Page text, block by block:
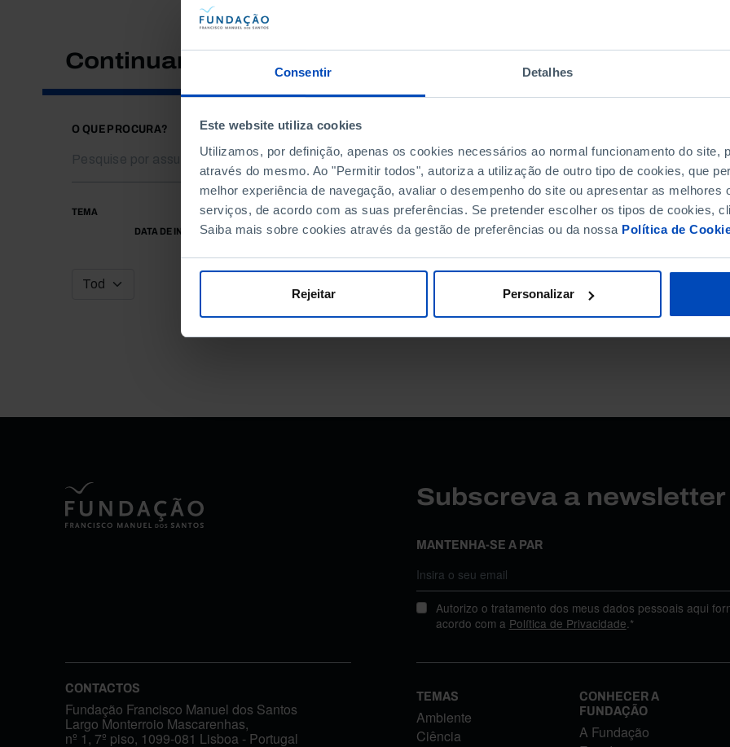
Consentir Detalhes
Este website utiliza cookies
Utilizamos, por definição, apenas os cookies necessários ao normal funcionamento do site,
através do mesmo. Ao "Permitir todos", autoriza a utilização de outro tipo de cookies, que
melhor experiência de navegação, avaliar o desempenho do site ou apresentar as melhores
serviços, de acordo com as suas preferências. Se pretender escolher os tipos de cookies,
Saiba mais sobre cookies através da gestão de preferências ou da nossa Política de
Rejeitar Personalizar
Continuar a pesquisar
O QUE PROCURA?
TEMA
DATA DE INÍCIO
DATA DE FIM
Subscreva a
MANTENHA-SE A PAR
Autorizo o tratamento dos meus dados pessoais aqui
acordo com a Política de Privacidade.*
CONTACTOS
Fundação Francisco Manuel dos Santos
Largo Monterroio Mascarenhas,
nº 1, 7º piso, 1099-081 Lisboa - Portugal
TEMAS
Ambiente
Ciência
CONHECER A
FUNDAÇÃO
A Fundação